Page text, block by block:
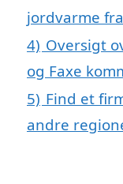
jordvarme
4) Oversigt
og Faxe
5) Find et
andre